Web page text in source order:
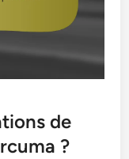
de
?